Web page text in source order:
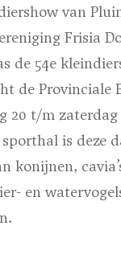
van
Frisia
de 54e
de Provinciale
20 t/m
is deze
konijnen,
en